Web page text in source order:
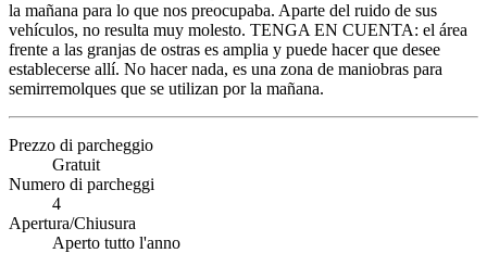
la mañana para lo que nos preocupaba. Aparte del ruido de sus
vehículos, no resulta muy molesto. TENGA EN CUENTA: el área
frente a las granjas de ostras es amplia y puede hacer que desee
establecerse allí. No hacer nada, es una zona de maniobras para
semirremolques que se utilizan por la mañana.
Prezzo di parcheggio
Gratuit
Numero di parcheggi
4
Apertura/Chiusura
Aperto tutto l'anno